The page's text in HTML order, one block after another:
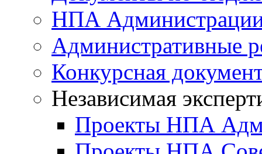
НПА
Административные
Конкурсная
Независимая
Проекты НПА